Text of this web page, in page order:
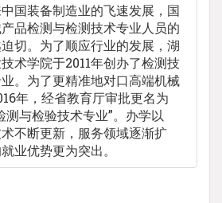
国装备制造业的飞速发展，国
品检测与检测技术专业人员的
切。为了顺应行业的发展，湖
术学院于2011年创办了检测技
。为了更精准地对口高端机械
年，经省教育厅审批更名为
测与检验技术专业”。办学以
不断更新，服务领域逐渐扩
业优势更为突出。